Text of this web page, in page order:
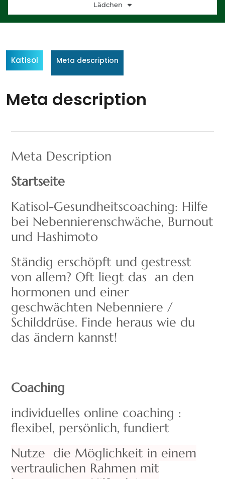
Lädchen
Katisol Meta description
Meta description
Meta Description
Startseite
Katisol-Gesundheitscoaching: Hilfe
bei Nebennierenschwäche, Burnout
und Hashimoto
Ständig erschöpft und gestresst
von allem? Oft liegt das an den
hormonen und einer
geschwächten Nebenniere /
Schilddrüse. Finde heraus wie du
das ändern kannst!
Coaching
individuelles online coaching :
flexibel, persönlich, fundiert
Nutze die Möglichkeit in einem
vertraulichen Rahmen mit